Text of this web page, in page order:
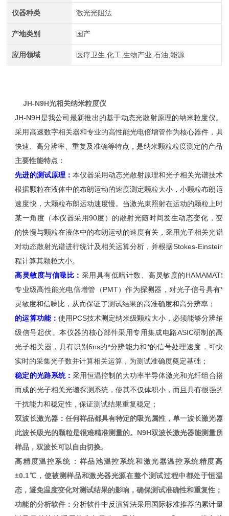
仪器种类 激光光阻法
产地类别 国产
应用领域 医疗卫生,化工,生物产业,石油,能源
JH-N9H光相关纳米粒度仪
JH-N9H是我公司最新推出的基于动态光散射原理的纳米粒度仪。
采用高速数字相关器和专业的高性能光电倍增管作为核心器件，具
快速、高分辨率、重复及准确等特点，是纳米颗粒粒度测定的产品
主要性能特点：
先进的测试原理： 本仪器采用动态光散射原理和光子相关光谱技术
根据颗粒在液体中的布朗运动的速度测定颗粒大小 ，小颗粒布朗运
速度快，大颗粒布朗运动速度慢。当激光束照射在运动的颗粒上时
某一角度（本仪器采用90度）的散射光随时间发生动态变化，变
的快慢与颗粒在液体中的布朗运动的速度有关，采用光子相关光谱
对动态散射光谱进行统计及相关运算分析，并根据Stokes-Einstein
程计算其颗粒大小。
高灵敏度与信噪比： 采用具有低暗计数、高灵敏度的
专业级高性能光电倍增管（PMT）作为探测器 ，对光子信号具有*
灵敏度和信噪比，从而保证了测试结果的高准确度和高分辨率 ；
的运算功能： 使用PCS技术测定纳米级颗粒大小，必须能够分辨纳
级信号起伏。本仪器的核心部件采用专用集成电路ASIC研制的高
光子相关器，具有识别6ns的*分辨能力和*的信号处理速度，可快
实时的采集光子数并计算相关运算 ，为测试准确度奠定基础 ；
稳定的光路系统： 采用恒温控制的大功率半导体激光和光纤组合搭
而成的光子相关光谱探测 系统，使其不仅体积小，而且具有很强的
干扰能力和稳定性 ，保证测试结果重复稳定；
双波长激光器： 任何样品都具有特定的吸光属性，单一波长激光器
此波长吸光的颗粒是很难精准测量的。 N9H双波长激光器能测量所
样品，双波长可以自由切换。
高精度温控系统： 样品池温控系统和激光器温控系统精度高
±0.1℃ ，使被测样品和激光器光源在整个测试过程中都处于恒温
态，避免温度变化对测试结果的影响，确保测试准确性和重复性；
功能的分析软件： 分析软件中反演算法采用国际标准推荐的累计量